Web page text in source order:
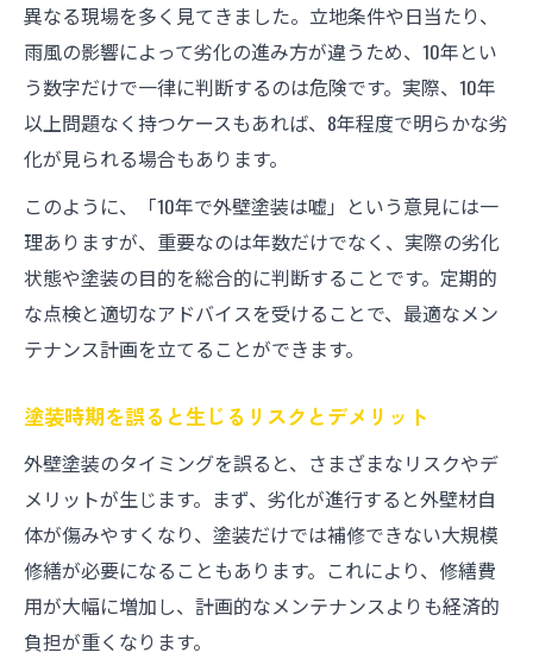
異なる現場を多く見てきました。立地条件や日当たり、
雨風の影響によって劣化の進み方が違うため、10年とい
う数字だけで一律に判断するのは危険です。実際、10年
以上問題なく持つケースもあれば、8年程度で明らかな劣
化が見られる場合もあります。
このように、「10年で外壁塗装は嘘」という意見には一
理ありますが、重要なのは年数だけでなく、実際の劣化
状態や塗装の目的を総合的に判断することです。定期的
な点検と適切なアドバイスを受けることで、最適なメン
テナンス計画を立てることができます。
塗装時期を誤ると生じるリスクとデメリット
外壁塗装のタイミングを誤ると、さまざまなリスクやデ
メリットが生じます。まず、劣化が進行すると外壁材自
体が傷みやすくなり、塗装だけでは補修できない大規模
修繕が必要になることもあります。これにより、修繕費
用が大幅に増加し、計画的なメンテナンスよりも経済的
負担が重くなります。